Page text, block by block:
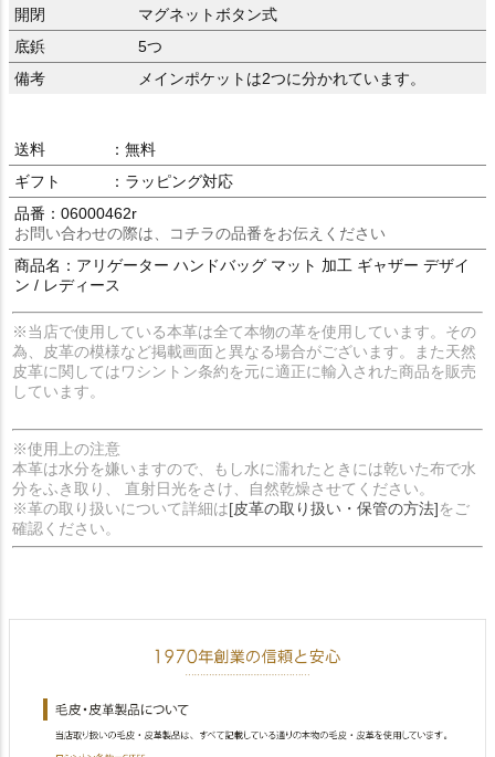
開閉
マグネットボタン式
底鋲
5つ
備考
メインポケットは2つに分かれています。
送料
：無料
ギフト
：ラッピング対応
品番：06000462r
お問い合わせの際は、コチラの品番をお伝えください
商品名：アリゲーター ハンドバッグ マット 加工 ギャザー デザイ
ン / レディース
※当店で使用している本革は全て本物の革を使用しています。その
為、皮革の模様など掲載画面と異なる場合がございます。また天然
皮革に関してはワシントン条約を元に適正に輸入された商品を販売
しています。
※使用上の注意
本革は水分を嫌いますので、もし水に濡れたときには乾いた布で水
分をふき取り、 直射日光をさけ、自然乾燥させてください。
※革の取り扱いについて詳細は[皮革の取り扱い・保管の方法]をご
確認ください。